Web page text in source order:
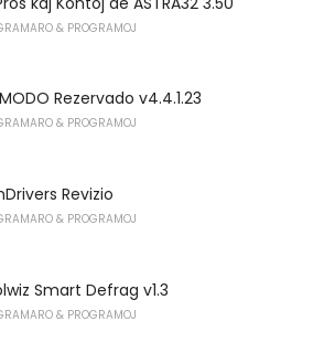
& PROGRAMOJ
Rezervado v4.4.1.23
& PROGRAMOJ
Revizio
& PROGRAMOJ
Smart Defrag v1.3
& PROGRAMOJ